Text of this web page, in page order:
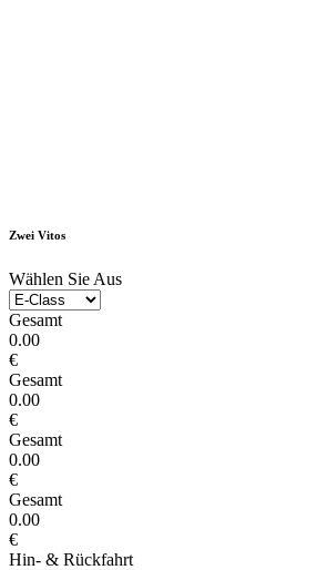
Zwei Vitos
Wählen Sie Aus
Gesamt
0.00
€
Gesamt
0.00
€
Gesamt
0.00
€
Gesamt
0.00
€
Hin- & Rückfahrt